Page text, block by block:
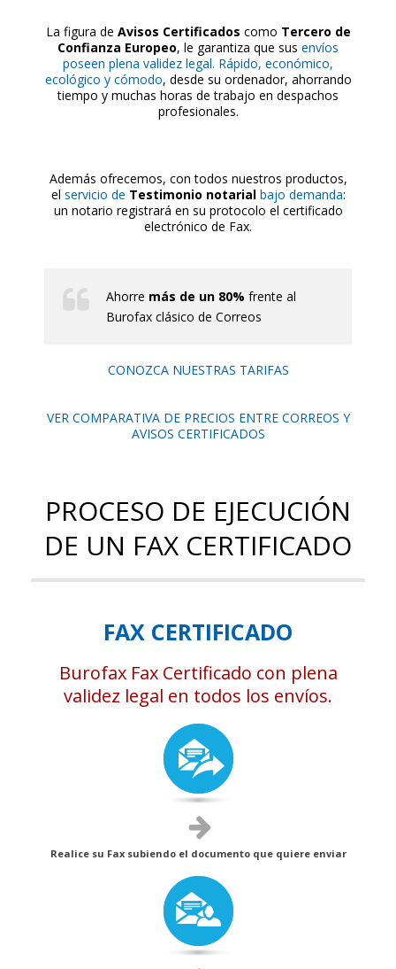
La figura de Avisos Certificados como Tercero de
Confianza Europeo, le garantiza que sus envíos
poseen plena validez legal. Rápido, económico,
ecológico y cómodo, desde su ordenador, ahorrando
tiempo y muchas horas de trabajo en despachos
profesionales.
Además ofrecemos, con todos nuestros productos,
el servicio de Testimonio notarial bajo demanda:
un notario registrará en su protocolo el certificado
electrónico de Fax.
Ahorre más de un 80% frente al
Burofax clásico de Correos
CONOZCA NUESTRAS TARIFAS
VER COMPARATIVA DE PRECIOS ENTRE CORREOS Y
AVISOS CERTIFICADOS
PROCESO DE EJECUCIÓN
DE UN FAX CERTIFICADO
FAX CERTIFICADO
Burofax Fax Certificado con plena
validez legal en todos los envíos.
Realice su Fax subiendo el documento que quiere enviar